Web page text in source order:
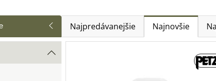
Najpredávanejšie Najnovšie